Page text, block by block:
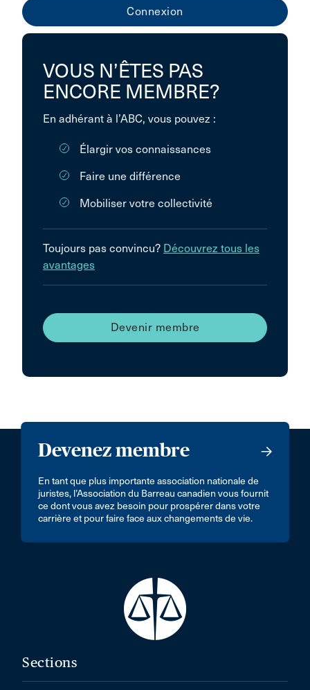
VOUS N’ÊTES PAS
ENCORE MEMBRE?
En adhérant à l’ABC, vous pouvez :
Élargir vos connaissances
Faire une différence
Mobiliser votre collectivité
Toujours pas convincu? Découvrez tous les
avantages
Devenir membre
Devenez membre
En tant que plus importante association nationale de
juristes, l’Association du Barreau canadien vous fournit
ce dont vous avez besoin pour prospérer dans votre
carrière et pour faire face aux changements de vie.
Sections